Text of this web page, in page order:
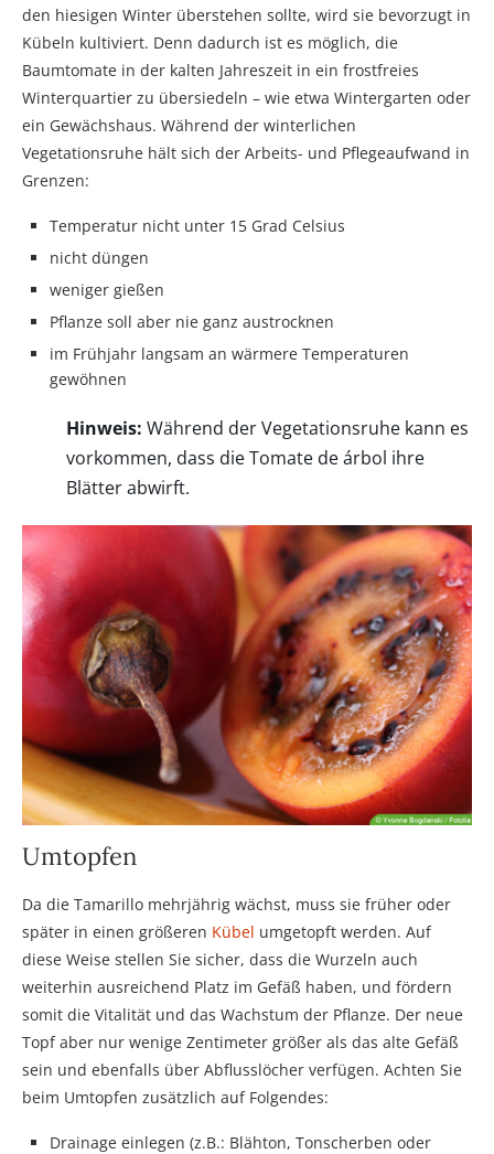
den hiesigen Winter überstehen sollte, wird sie bevorzugt in
Kübeln kultiviert. Denn dadurch ist es möglich, die
Baumtomate in der kalten Jahreszeit in ein frostfreies
Winterquartier zu übersiedeln – wie etwa Wintergarten oder
ein Gewächshaus. Während der winterlichen
Vegetationsruhe hält sich der Arbeits- und Pflegeaufwand in
Grenzen:
Temperatur nicht unter 15 Grad Celsius
nicht düngen
weniger gießen
Pflanze soll aber nie ganz austrocknen
im Frühjahr langsam an wärmere Temperaturen
gewöhnen
Hinweis: Während der Vegetationsruhe kann es
vorkommen, dass die Tomate de árbol ihre
Blätter abwirft.
Umtopfen
Da die Tamarillo mehrjährig wächst, muss sie früher oder
später in einen größeren Kübel umgetopft werden. Auf
diese Weise stellen Sie sicher, dass die Wurzeln auch
weiterhin ausreichend Platz im Gefäß haben, und fördern
somit die Vitalität und das Wachstum der Pflanze. Der neue
Topf aber nur wenige Zentimeter größer als das alte Gefäß
sein und ebenfalls über Abflusslöcher verfügen. Achten Sie
beim Umtopfen zusätzlich auf Folgendes:
Drainage einlegen (z.B.: Blähton, Tonscherben oder